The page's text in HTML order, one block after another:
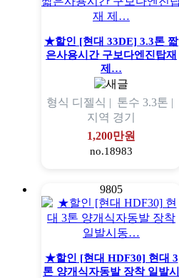
★할인 [현대 33DE] 3.3톤 짧
은사용시간 구보다엔진탑재
제…
형식 디젤식 | 톤수 3.3톤 |
지역 경기
1,200만원
no.18983
9805
★할인 [현대 HDF30] 현대 3
톤 양개식자동발 장착 일발시